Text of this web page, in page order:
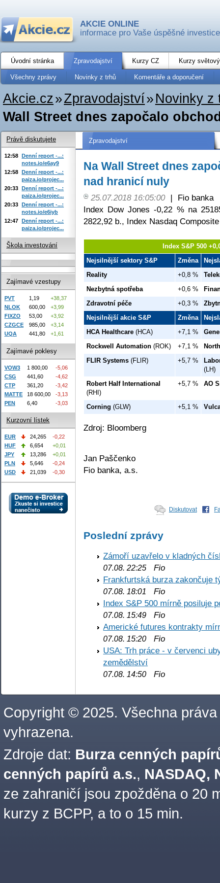
AKCIE ONLINE
informace pro Vaše úspěšné investice
Úvodní stránka Zpravodajství Kurzy CZ Kurzy
Všechny zprávy Novinky z trhů Komentáře a doporučení
Akcie.cz»Zpravodajství» Novinky z
Wall Street dnes započalo
Zpravodajství
Na Wall Street dnes
nad hranicí nuly
25.07.2018 16:05:00 |
Fio banka
Index Dow Jones -0,22 % na
2822,92 b., Index Nasdaq
Index S&P 500
Nejsilnější sektory S&P
Změna
Reality
+0,8 %
Nezbytná spotřeba
+0,6 %
Zdravotní péče
+0,3 %
Nejsilnější akcie S&P
Změna
HCA Healthcare (HCA) +7,1 %
Rockwell Automation (ROK) +7,1 %
FLIR Systems (FLIR) +5,7 %
(LH)
Robert Half International
(RHI)
+5,7 % AO
Corning (GLW) +5,1 %
Zdroj: Bloomberg
Jan Paščenko
Fio banka, a.s.
Diskutovat
Poslední zprávy
Zámoří uzavřelo v kladných
07.08. 22:25 Fio
Frankfurtská burza zakončuje
07.08. 18:01
Fio
Index S&P 500 mírně posiluje
07.08. 15:49 Fio
Americké futures kontrakty
07.08. 15:20 Fio
USA: Trh práce - v červenci
zemědělství
07.08. 14:50 Fio
Právě diskutujete
12:58 Denní report -...:
notes.io/e6ay9
12:58 Denní report -...:
paiza.io/projec...
20:33 Denní report -...:
paiza.io/projec...
20:33 Denní report -...:
notes.io/e6iyb
12:47 Denní report -...:
paiza.io/projec...
Škola investování
Zajímavé vzestupy
PVT 1,19
+38,37
NLOK
600,00
+3,99
FIXZO
53,00
+3,92
CZGCE
985,00
+3,14
UQA
441,80 +1,61
Zajímavé poklesy
VOW3 1 800,00
-5,06
CSG
441,60
-4,62
CTP
361,20
-3,42
MATTE
18 600,00
-3,13
PEN
6,40 -3,03
Kurzovní lístek
EUR 24,265
-0,22
HUF
6,654
+0,01
JPY
13,286
+0,01
PLN
5,646
-0,24
USD
21,039 -0,30
Copyright © 2025. Všechna práva
vyhrazena.
Zdroje dat: Burza cenných
cenných papírů a.s., NASDAQ,
ze zahraničí jsou zpožděna o 20
kurzy z BCPP, a to o 15 min.